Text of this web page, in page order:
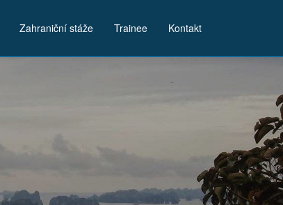
Zahraniční stáže Trainee Kontakt